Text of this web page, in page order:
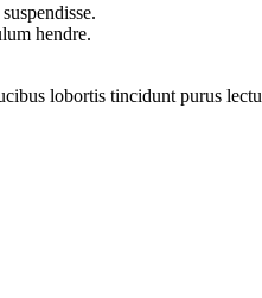
hendre.
lobortis tincidunt purus